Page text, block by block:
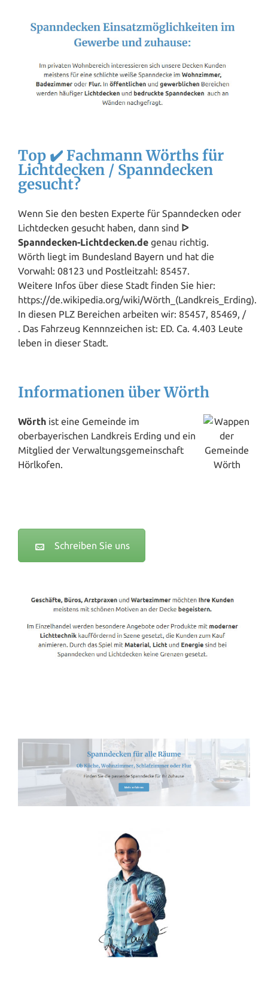
Top ✔️ Fachmann Wörths für
Lichtdecken / Spanndecken
gesucht?
Wenn Sie den besten Experte für Spanndecken oder
Lichtdecken gesucht haben, dann sind ᐅ
Spanndecken-Lichtdecken.de genau richtig.
Wörth liegt im Bundesland Bayern und hat die
Vorwahl: 08123 und Postleitzahl: 85457.
Weitere Infos über diese Stadt finden Sie hier:
https://de.wikipedia.org/wiki/Wörth_(Landkreis_Erding).
In diesen PLZ Bereichen arbeiten wir: 85457, 85469, /
. Das Fahrzeug Kennnzeichen ist: ED. Ca. 4.403 Leute
leben in dieser Stadt.
Informationen über Wörth
Wörth ist eine Gemeinde im
oberbayerischen Landkreis Erding und ein
Mitglied der Verwaltungsgemeinschaft
Hörlkofen.
Schreiben Sie uns